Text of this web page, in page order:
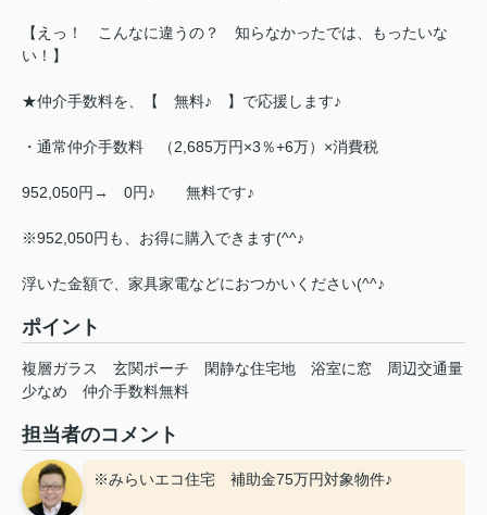
【えっ！ こんなに違うの？ 知らなかったでは、もったいな
い！】
★仲介手数料を、【 無料♪ 】で応援します♪
・通常仲介手数料 （2,685万円×3％+6万）×消費税
952,050円→ 0円♪ 無料です♪
※952,050円も、お得に購入できます(^^♪
浮いた金額で、家具家電などにおつかいください(^^♪
ポイント
複層ガラス 玄関ポーチ 閑静な住宅地 浴室に窓
周辺交通量
少なめ
仲介手数料無料
担当者のコメント
※みらいエコ住宅 補助金75万円対象物件♪